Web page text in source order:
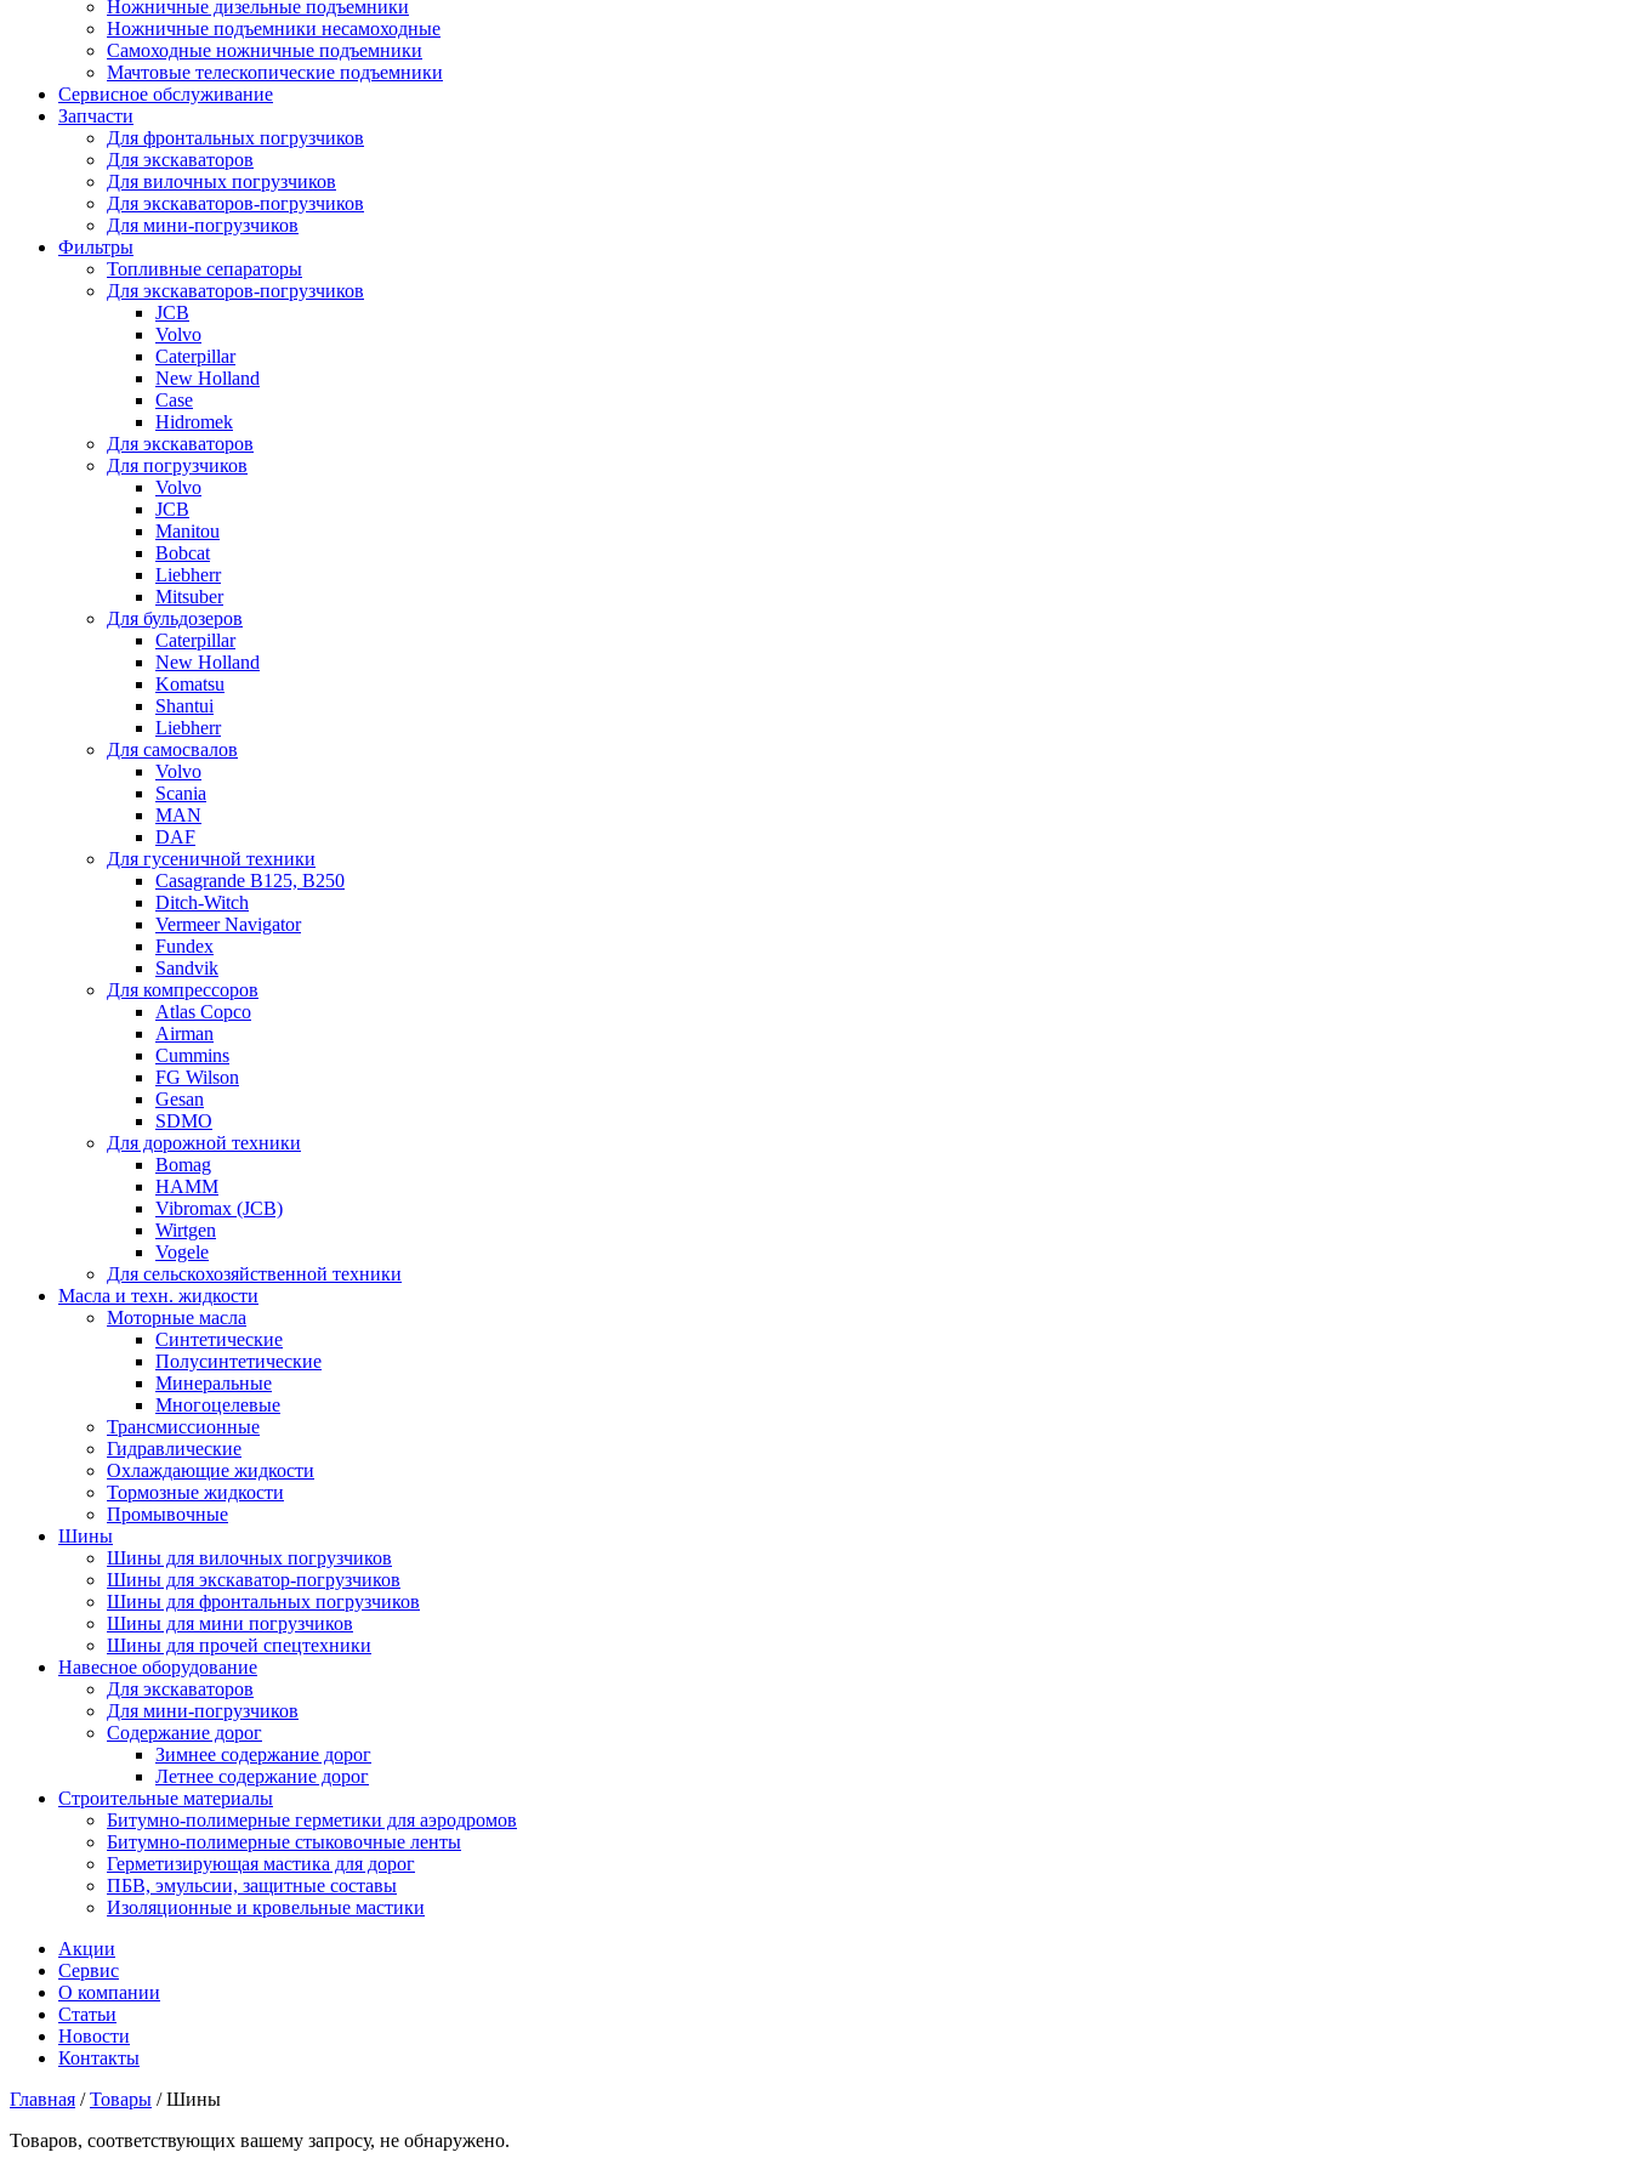
Ножничные дизельные подъемники
Ножничные подъемники несамоходные
Самоходные ножничные подъемники
Мачтовые телескопические подъемники
Сервисное обслуживание
Запчасти
Для фронтальных погрузчиков
Для экскаваторов
Для вилочных погрузчиков
Для экскаваторов-погрузчиков
Для мини-погрузчиков
Фильтры
Топливные сепараторы
Для экскаваторов-погрузчиков
JCB
Volvo
Caterpillar
New Holland
Case
Hidromek
Для экскаваторов
Для погрузчиков
Volvo
JCB
Manitou
Bobcat
Liebherr
Mitsuber
Для бульдозеров
Caterpillar
New Holland
Komatsu
Shantui
Liebherr
Для самосвалов
Volvo
Scania
MAN
DAF
Для гусеничной техники
Casagrande B125, B250
Ditch-Witch
Vermeer Navigator
Fundex
Sandvik
Для компрессоров
Atlas Copco
Airman
Cummins
FG Wilson
Gesan
SDMO
Для дорожной техники
Bomag
HAMM
Vibromax (JCB)
Wirtgen
Vogele
Для сельскохозяйственной техники
Масла и техн. жидкости
Моторные масла
Синтетические
Полусинтетические
Минеральные
Многоцелевые
Трансмиссионные
Гидравлические
Охлаждающие жидкости
Тормозные жидкости
Промывочные
Шины
Шины для вилочных погрузчиков
Шины для экскаватор-погрузчиков
Шины для фронтальных погрузчиков
Шины для мини погрузчиков
Шины для прочей спецтехники
Навесное оборудование
Для экскаваторов
Для мини-погрузчиков
Содержание дорог
Зимнее содержание дорог
Летнее содержание дорог
Строительные материалы
Битумно-полимерные герметики для аэродромов
Битумно-полимерные стыковочные ленты
Герметизирующая мастика для дорог
ПБВ, эмульсии, защитные составы
Изоляционные и кровельные мастики
Акции
Сервис
О компании
Статьи
Новости
Контакты
Главная /Товары /Шины
Товаров, соответствующих вашему запросу, не обнаружено.